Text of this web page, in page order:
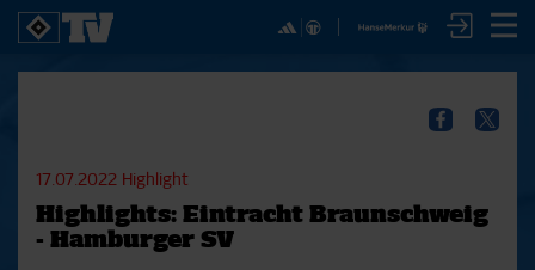
2. Bundesliga 18/19
Bundesliga 17/18
Bundesliga 16/17
Reportagen
Interviews
Reportagen
HSVTV-ABO!
Mit dem HSVtv-Abo hast Du vollen Zugriff auf über
17.07.2022 Highlight
Highlights: Eintracht Braunschweig
- Hamburger SV